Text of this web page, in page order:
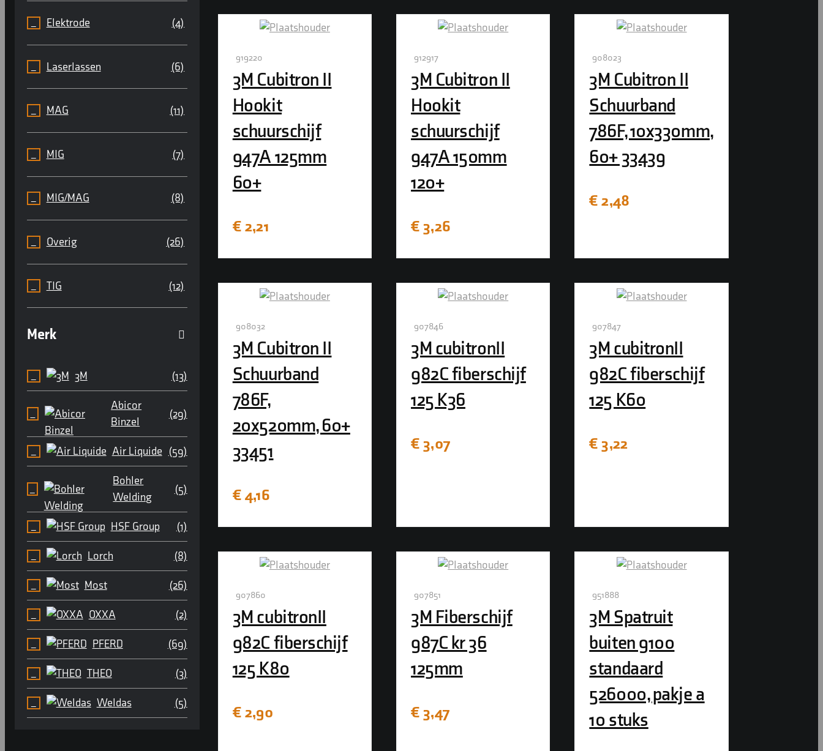
Elektrode (4)
Laserlassen (6)
MAG (11)
MIG (7)
MIG/MAG (8)
Overig (26)
TIG (12)
Merk
3M (13)
Abicor
Binzel
(29)
Air Liquide (59)
Bohler
Welding
(5)
HSF Group (1)
Lorch (8)
Most (26)
OXXA (2)
PFERD (69)
THEO (3)
Weldas (5)
919220
3M Cubitron II
Hookit
schuurschijf
947A 125mm
60+
€2,21
912917
3M Cubitron II
Hookit
schuurschijf
947A 150mm
120+
€ 3,26
908023
3M Cubitron II
Schuurband
786F, 10x330mm,
60+ 33439
€2,48
908032
3M Cubitron II
Schuurband
786F,
20x520mm, 60+
33451
€4,16
907846
3M cubitronII
982C fiberschijf
125 K36
€ 3,07
907847
3M cubitronII
982C fiberschijf
125 K60
€ 3,22
907860
3M cubitronII
982C fiberschijf
125 K80
€2,90
907851
3M Fiberschijf
987C kr 36
125mm
€ 3,47
951888
3M Spatruit
buiten 9100
standaard
526000, pakje a
10 stuks